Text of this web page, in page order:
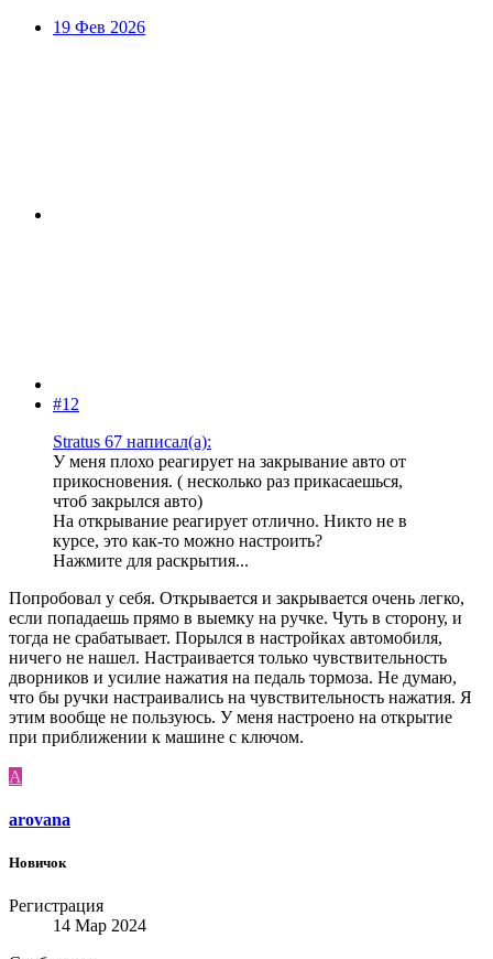
19 Фев 2026
#12
Stratus 67 написал(а):
У меня плохо реагирует на закрывание авто от
прикосновения. ( несколько раз прикасаешься,
чтоб закрылся авто)
На открывание реагирует отлично. Никто не в
курсе, это как-то можно настроить?
Нажмите для раскрытия...
Попробовал у себя. Открывается и закрывается очень легко,
если попадаешь прямо в выемку на ручке. Чуть в сторону, и
тогда не срабатывает. Порылся в настройках автомобиля,
ничего не нашел. Настраивается только чувствительность
дворников и усилие нажатия на педаль тормоза. Не думаю,
что бы ручки настраивались на чувствительность нажатия. Я
этим вообще не пользуюсь. У меня настроено на открытие
при приближении к машине с ключом.
A
arovana
Новичок
Регистрация
14 Мар 2024